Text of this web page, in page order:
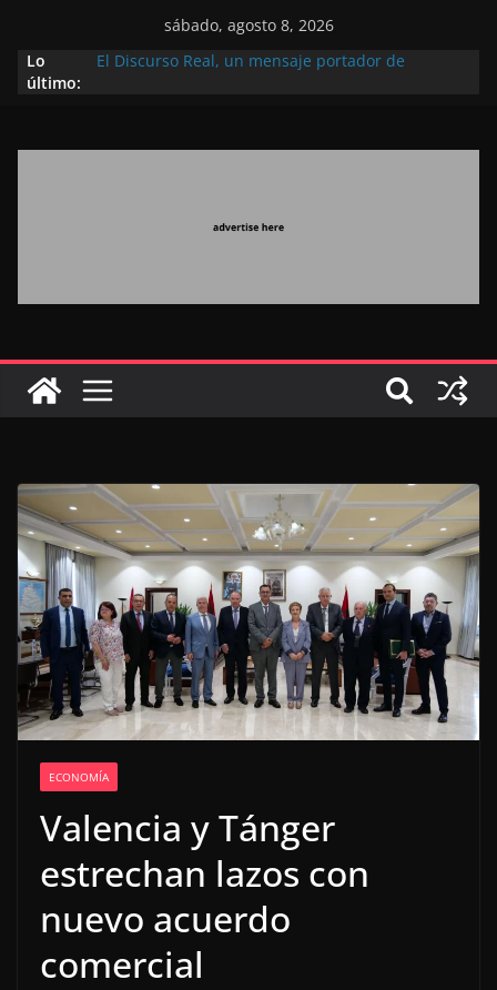
sábado, agosto 8, 2026
Lo
último:
El Discurso Real, un mensaje portador de
Extranjero: al servicio de los grandes proyectos de
Marruecos gracias a una visión estratégica
destinada a consolidar la posición de Marruecos
en una economía mundial competitiva (politólogo
marroquí-estadounidense)
ECONOMÍA
Valencia y Tánger
estrechan lazos con
nuevo acuerdo
comercial